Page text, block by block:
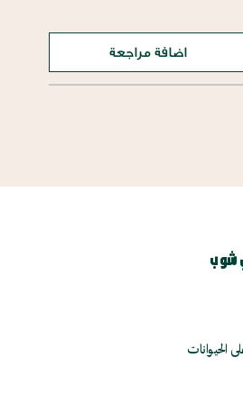
اضافة مراجعة
شوب
الحيوانات